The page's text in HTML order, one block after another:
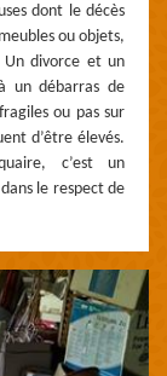
dont le décès
ou objets,
Un divorce et un
un débarras de
ou pas sur
d’être élevés.
c’est un
le respect de